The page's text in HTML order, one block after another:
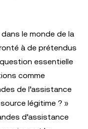
le monde de la
à de prétendus
essentielle
comme
de l’assistance
légitime ? »
d’assistance